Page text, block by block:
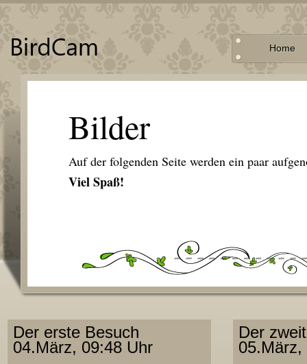
Home
Bilder
Auf der folgenden Seite werden ein paar
Viel Spaß!
Der erste Besuch
04.März, 09:48 Uhr
Der
05.März,